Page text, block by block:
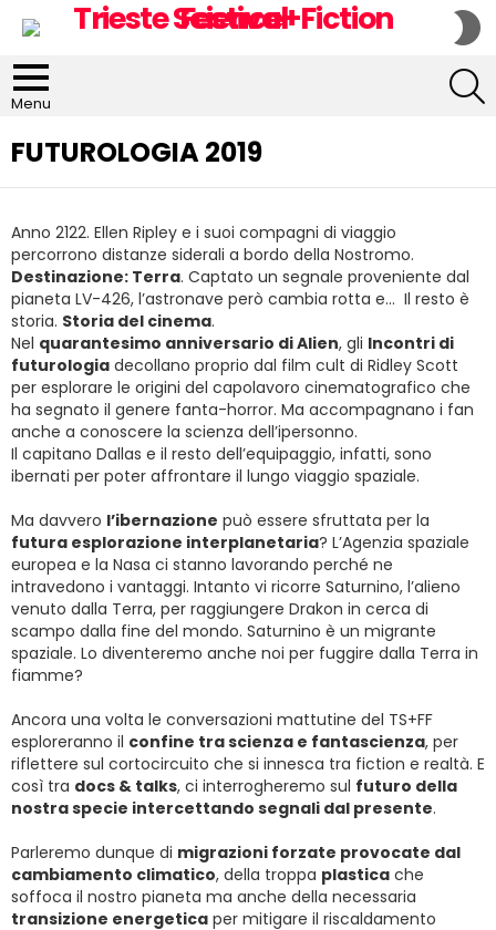
Menu
FUTUROLOGIA 2019
Anno 2122. Ellen Ripley e i suoi compagni di viaggio
percorrono distanze siderali a bordo della Nostromo.
Destinazione: Terra. Captato un segnale proveniente dal
pianeta LV-426, l’astronave però cambia rotta e… Il resto è
storia. Storia del cinema.
Nel quarantesimo anniversario di Alien, gli Incontri di
futurologia decollano proprio dal film cult di Ridley Scott
per esplorare le origini del capolavoro cinematografico che
ha segnato il genere fanta-horror. Ma accompagnano i fan
anche a conoscere la scienza dell’ipersonno.
Il capitano Dallas e il resto dell’equipaggio, infatti, sono
ibernati per poter affrontare il lungo viaggio spaziale.
Ma davvero l’ibernazione può essere sfruttata per la
futura esplorazione interplanetaria? L’Agenzia spaziale
europea e la Nasa ci stanno lavorando perché ne
intravedono i vantaggi. Intanto vi ricorre Saturnino, l’alieno
venuto dalla Terra, per raggiungere Drakon in cerca di
scampo dalla fine del mondo. Saturnino è un migrante
spaziale. Lo diventeremo anche noi per fuggire dalla Terra in
fiamme?
Ancora una volta le conversazioni mattutine del TS+FF
esploreranno il confine tra scienza e fantascienza, per
riflettere sul cortocircuito che si innesca tra fiction e realtà. E
così tra docs & talks, ci interrogheremo sul futuro della
nostra specie intercettando segnali dal presente.
Parleremo dunque di migrazioni forzate provocate dal
cambiamento climatico, della troppa plastica che
soffoca il nostro pianeta ma anche della necessaria
transizione energetica per mitigare il riscaldamento